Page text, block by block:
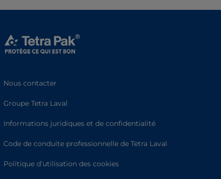
Nous contacter
Groupe Tetra Laval
Informations juridiques et de confidentialité
Code de conduite professionnelle de Tetra Laval
Politique d’utilisation des cookies